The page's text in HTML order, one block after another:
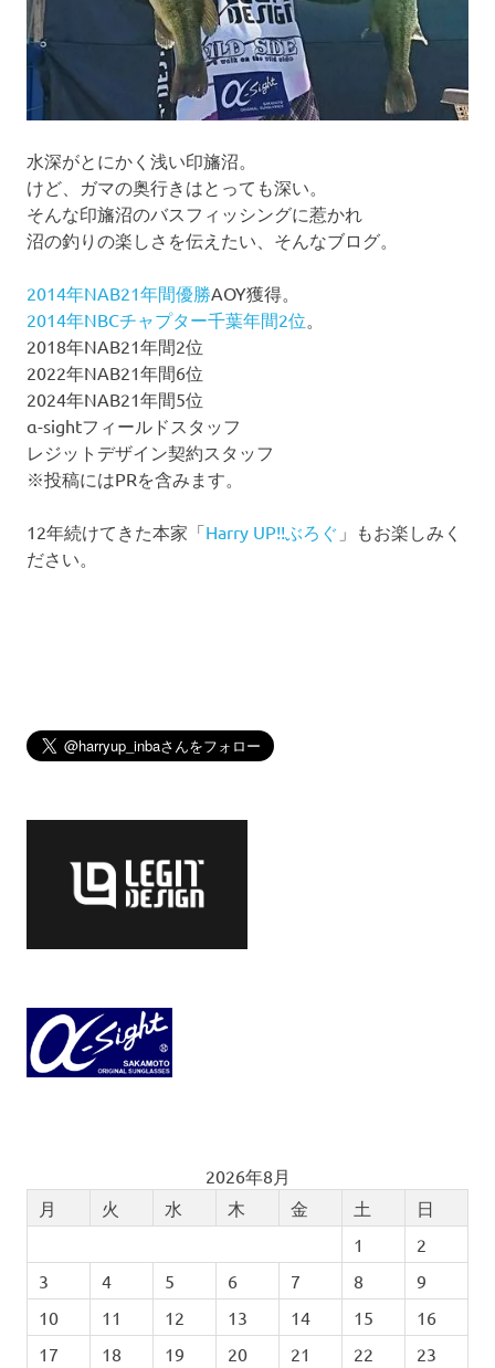
水深がとにかく浅い印旛沼。
けど、ガマの奥行きはとっても深い。
そんな印旛沼のバスフィッシングに惹かれ
沼の釣りの楽しさを伝えたい、そんなブログ。
2014年NAB21年間優勝AOY獲得。
2014年NBCチャプター千葉年間2位。
2018年NAB21年間2位
2022年NAB21年間6位
2024年NAB21年間5位
α-sightフィールドスタッフ
レジットデザイン契約スタッフ
※投稿にはPRを含みます。
12年続けてきた本家「Harry UP!!ぶろぐ 」もお楽しみく
ださい。
2026年8月
月
火 水 木 金 土
日
1
2
3
4 5 6 7 8
9
10
11 12 13 14 15
16
17
18 19 20 21 22
23